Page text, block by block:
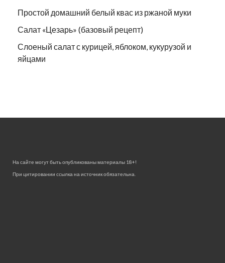
Простой домашний белый квас из ржаной муки
Салат «Цезарь» (базовый рецепт)
Слоеный салат с курицей, яблоком, кукурузой и
яйцами
На сайте могут быть опубликованы материалы 18+!
При цитировании ссылка на источник обязательна.